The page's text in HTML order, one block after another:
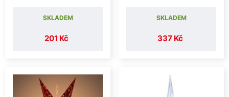
201 Kč
SKLADEM
337 Kč
SKLADEM